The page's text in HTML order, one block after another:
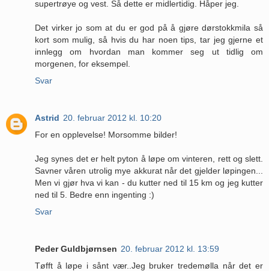
supertrøye og vest. Så dette er midlertidig. Håper jeg.
Det virker jo som at du er god på å gjøre dørstokkmila så
kort som mulig, så hvis du har noen tips, tar jeg gjerne et
innlegg om hvordan man kommer seg ut tidlig om
morgenen, for eksempel.
Svar
Astrid 20. februar 2012 kl. 10:20
For en opplevelse! Morsomme bilder!
Jeg synes det er helt pyton å løpe om vinteren, rett og slett.
Savner våren utrolig mye akkurat når det gjelder løpingen...
Men vi gjør hva vi kan - du kutter ned til 15 km og jeg kutter
ned til 5. Bedre enn ingenting :)
Svar
Peder Guldbjørnsen 20. februar 2012 kl. 13:59
Tøfft å løpe i sånt vær..Jeg bruker tredemølla når det er